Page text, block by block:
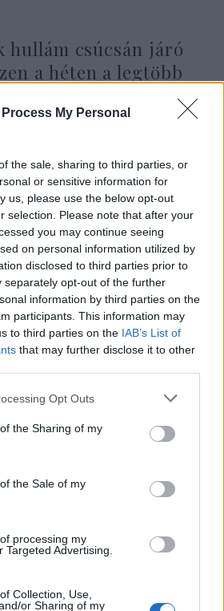
My Personal
the sale, sharing to third parties, or
or sensitive information for
us, please use the below opt-out
selection. Please note that after your
you may continue seeing
on personal information utilized by
disclosed to third parties prior to
separately opt-out of the further
information by third parties on the
participants. This information may
to third parties on the IAB’s List of
that may further disclose it to other
app uses one or more Google
or usage behaviour. You may click to
to Google and its third-party tags to
specified purposes in below Google
Opt Outs
the Sharing of my
the Sale of my
processing my
Targeted Advertising.
Collection, Use,
or Sharing of my
csúcsán járó
a héten a legtöbb
meg az országos
200 ezer oktatót és
köteleztek a
alapján.
miatt az utóbbi napokban
minisztérium
A minisztérium honlapján a
a szerdai méréseket
a Sábát beállta
előre időzítve jelent meg az
oltás”